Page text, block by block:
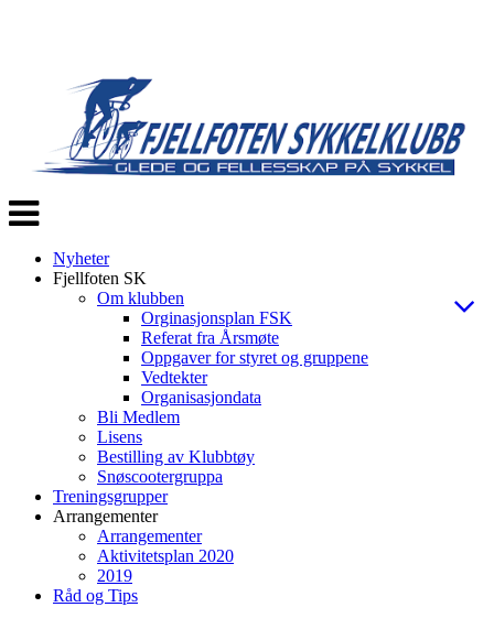
Veksle
navigasjon
Nyheter
Fjellfoten SK
Om klubben
Orginasjonsplan FSK
Referat fra Årsmøte
Oppgaver for styret og gruppene
Vedtekter
Organisasjondata
Bli Medlem
Lisens
Bestilling av Klubbtøy
Snøscootergruppa
Treningsgrupper
Arrangementer
Arrangementer
Aktivitetsplan 2020
2019
Råd og Tips